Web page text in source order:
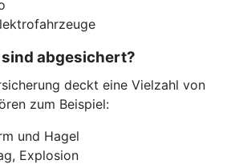
abgesichert?
deckt eine Vielzahl von
zum Beispiel:
und Hagel
Explosion